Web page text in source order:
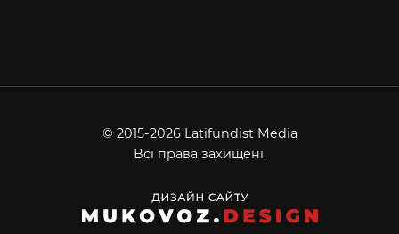
© 2015-2026 Latifundist Media
Всі права захищені.